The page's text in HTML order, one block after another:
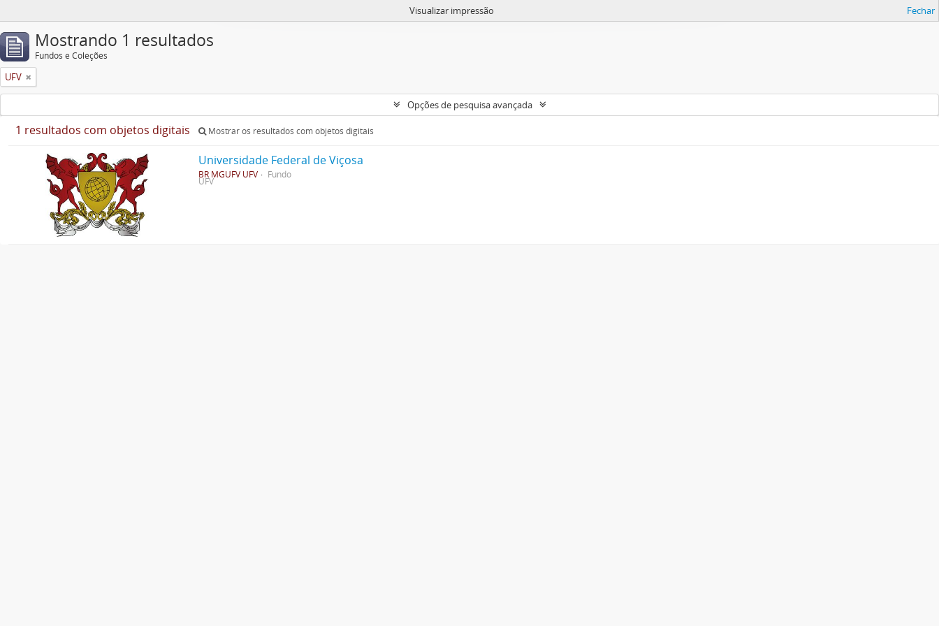
Visualizar impressão Fechar
Mostrando 1 resultados
Fundos e Coleções
UFV
Opções de pesquisa avançada
1 resultados com objetos digitais Mostrar os resultados com objetos digitais
Universidade Federal de Viçosa
BR MGUFV UFV Fundo
UFV